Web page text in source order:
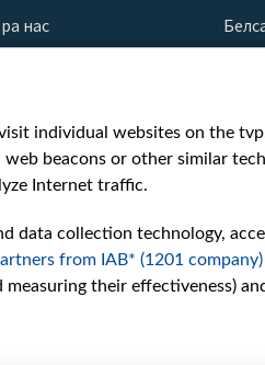
нас
нас глядзець
супраца
Ціск з боку ўладаў
нас падтрымаць
individual websites on the
beacons or other similar
Internet traffic.
collection technology,
from IAB* (1201 company)
their effectiveness)